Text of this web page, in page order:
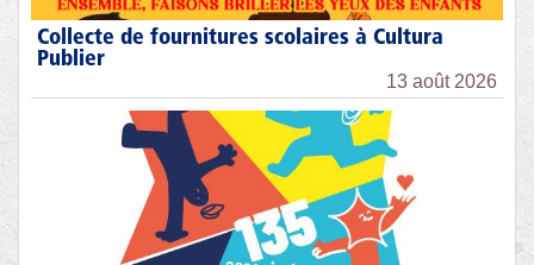
Collecte de fournitures scolaires à Cultura
Publier
13 août 2026